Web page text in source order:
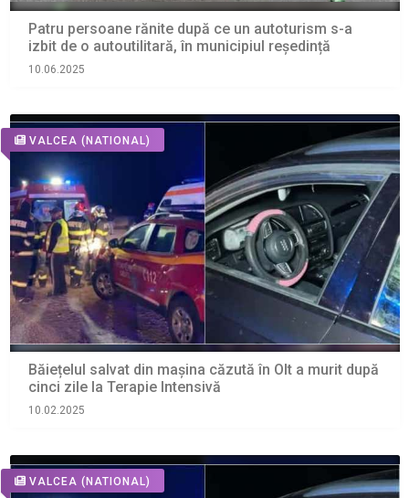
Patru persoane rănite după ce un autoturism s-a
izbit de o autoutilitară, în municipiul reședință
10.06.2025
VALCEA (NATIONAL)
Băiețelul salvat din mașina căzută în Olt a murit după
cinci zile la Terapie Intensivă
10.02.2025
VALCEA (NATIONAL)